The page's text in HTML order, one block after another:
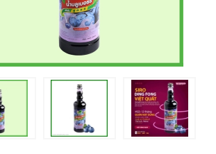
SỮA TOBEE
VỊ - 300g -
FOOD | Bột